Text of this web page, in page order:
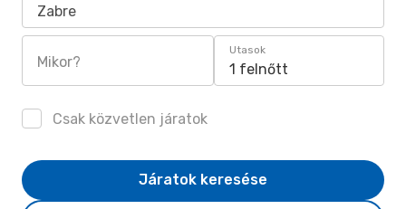
Zabre
Mikor?
Utasok
1 felnőtt
Csak közvetlen járatok
Járatok keresése